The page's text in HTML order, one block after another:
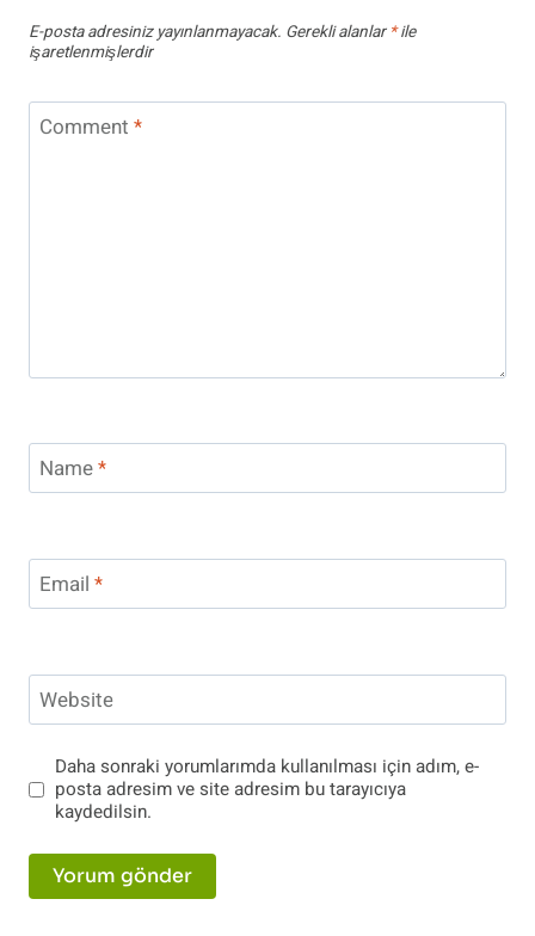
E-posta adresiniz yayınlanmayacak. Gerekli alanlar *ile
işaretlenmişlerdir
Comment *
Name*
Email *
Website
Daha sonraki yorumlarımda kullanılması için adım, e-
posta adresim ve site adresim bu tarayıcıya
kaydedilsin.